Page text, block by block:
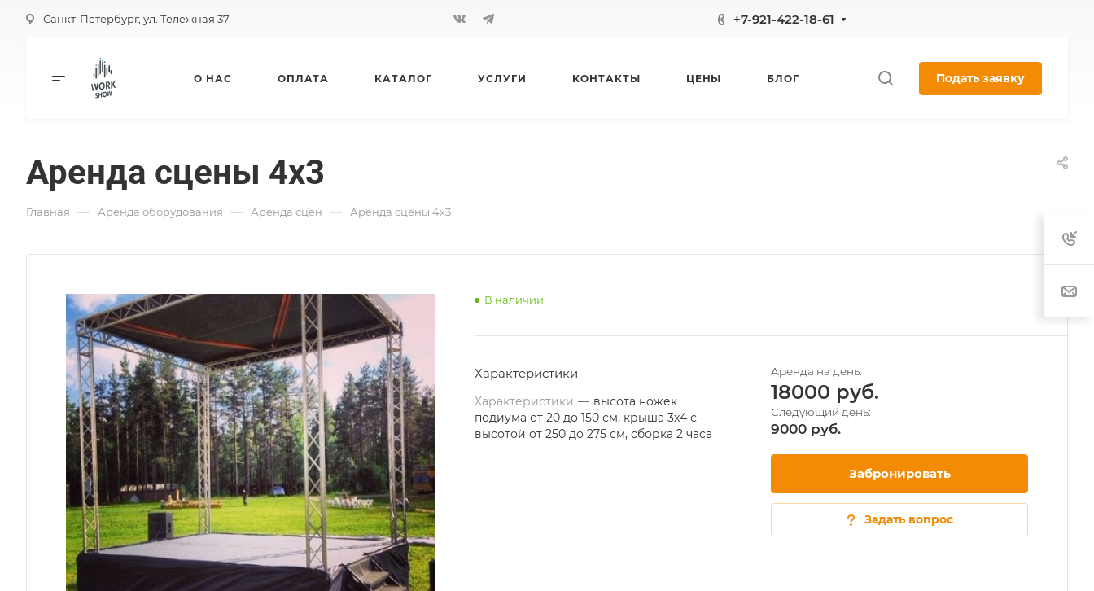
Санкт-Петербург, ул. Тележная 37 +7-921-422-18-61
О НАС ОПЛАТА КАТАЛОГ УСЛУГИ КОНТАКТЫ ЦЕНЫ БЛОГ Подать заявку
Аренда сцены 4х3
Главная — Аренда оборудования — Аренда сцен — Аренда сцены 4х3
В наличии
Характеристики
Характеристики — высота ножек
подиума от 20 до 150 см, крыша 3x4 с
высотой от 250 до 275 см, сборка 2 часа
18000
9000
Забронировать
Задать вопрос